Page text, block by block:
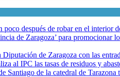
después de robar en el interior
de Zaragoza’ para promocionar
de Zaragoza con las
al IPC las tasas de residuos y
de la catedral de Tarazona